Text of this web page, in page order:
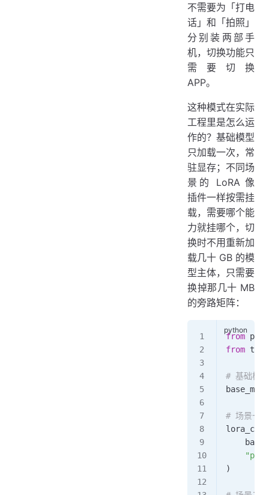
不需要为「打电
话」和「拍照」
分别装两部手
机，切换功能只
需要切换
APP。
这种模式在实际
工程里是怎么运
作的？基础模型
只加载一次，常
驻显存；不同场
景的 LoRA 像
插件一样按需挂
载，需要哪个能
力就挂哪个，切
换时不用重新加
载几十 GB 的模
型主体，只需要
换掉那几十 MB
的旁路矩阵：
from
from
# 基础模
# 场景一
)